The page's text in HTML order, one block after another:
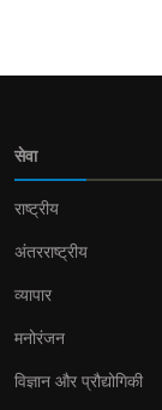
सेवा
राष्ट्रीय
अंतरराष्ट्रीय
व्यापार
मनोरंजन
विज्ञान और प्रौद्योगिकी